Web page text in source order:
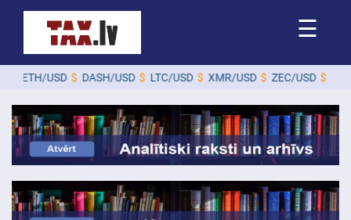
☰
USD$ DASH/USD$ LTC/USD$ XMR/USD$ ZEC/USD$